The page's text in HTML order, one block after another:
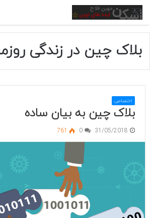
منو
بلاک چین در زندگی
اختصاصی
بلاک چین به بیان ساده
31/05/2018
0
761